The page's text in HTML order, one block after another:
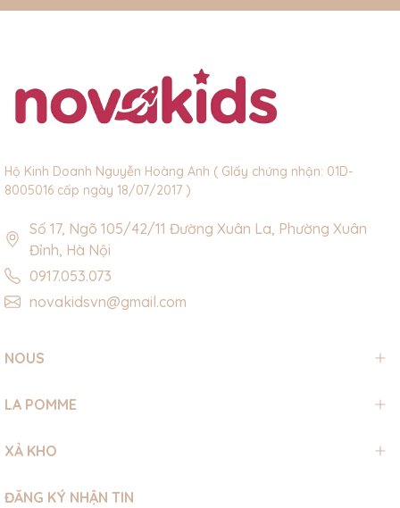
Hộ Kinh Doanh Nguyễn Hoàng Anh ( GIấy chứng nhận: 01D-
8005016 cấp ngày 18/07/2017 )
Số 17, Ngõ 105/42/11 Đường Xuân La, Phường Xuân
Đỉnh, Hà Nội
0917.053.073
novakidsvn@gmail.com
NOUS
LA POMME
XẢ KHO
ĐĂNG KÝ NHẬN TIN